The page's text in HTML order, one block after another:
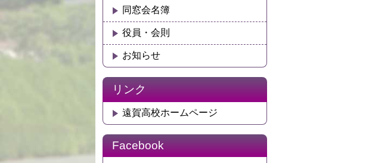
同窓会名簿
役員・会則
お知らせ
リンク
遠賀高校ホームページ
Facebook